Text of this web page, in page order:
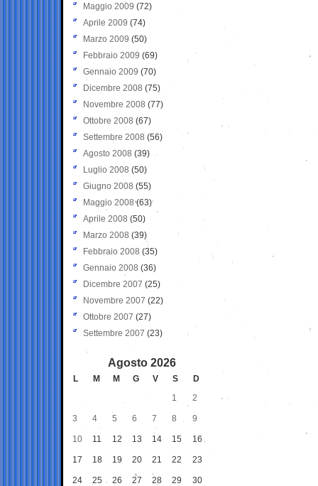
Maggio 2009 (72)
Aprile 2009 (74)
Marzo 2009 (50)
Febbraio 2009 (69)
Gennaio 2009 (70)
Dicembre 2008 (75)
Novembre 2008 (77)
Ottobre 2008 (67)
Settembre 2008 (56)
Agosto 2008 (39)
Luglio 2008 (50)
Giugno 2008 (55)
Maggio 2008(63)
Aprile 2008 (50)
Marzo 2008 (39)
Febbraio 2008 (35)
Gennaio 2008 (36)
Dicembre 2007 (25)
Novembre 2007 (22)
Ottobre 2007 (27)
Settembre 2007 (23)
Agosto 2026
L M M G V S
D
1
2
3 4 5 6 7 8 9
10 11 12 13 14 15 16
17 18 19 20 21 22 23
24 25 26 27 28 29 30